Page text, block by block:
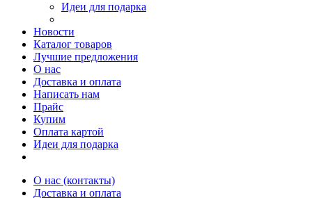
Идеи для подарка
Новости
Каталог товаров
Лучшие предложения
О нас
Доставка и оплата
Написать нам
Прайс
Купим
Оплата картой
Идеи для подарка
О нас (контакты)
Доставка и оплата